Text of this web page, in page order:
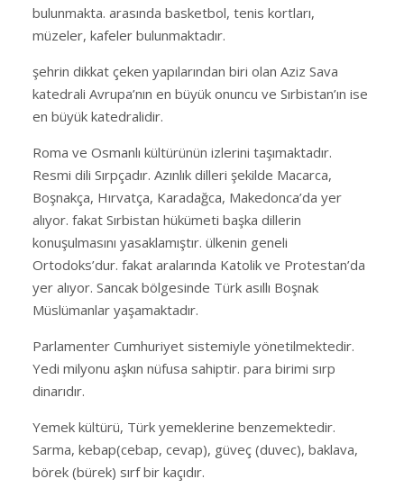
bulunmakta. arasında basketbol, tenis kortları,
müzeler, kafeler bulunmaktadır.
şehrin dikkat çeken yapılarından biri olan Aziz Sava
katedrali Avrupa’nın en büyük onuncu ve Sırbistan’ın ise
en büyük katedralidir.
Roma ve Osmanlı kültürünün izlerini taşımaktadır.
Resmi dili Sırpçadır. Azınlık dilleri şekilde Macarca,
Boşnakça, Hırvatça, Karadağca, Makedonca’da yer
alıyor. fakat Sırbistan hükümeti başka dillerin
konuşulmasını yasaklamıştır. ülkenin geneli
Ortodoks’dur. fakat aralarında Katolik ve Protestan’da
yer alıyor. Sancak bölgesinde Türk asıllı Boşnak
Müslümanlar yaşamaktadır.
Parlamenter Cumhuriyet sistemiyle yönetilmektedir.
Yedi milyonu aşkın nüfusa sahiptir. para birimi sırp
dinarıdır.
Yemek kültürü, Türk yemeklerine benzemektedir.
Sarma, kebap(cebap, cevap), güveç (duvec), baklava,
börek (bürek) sırf bir kaçıdır.